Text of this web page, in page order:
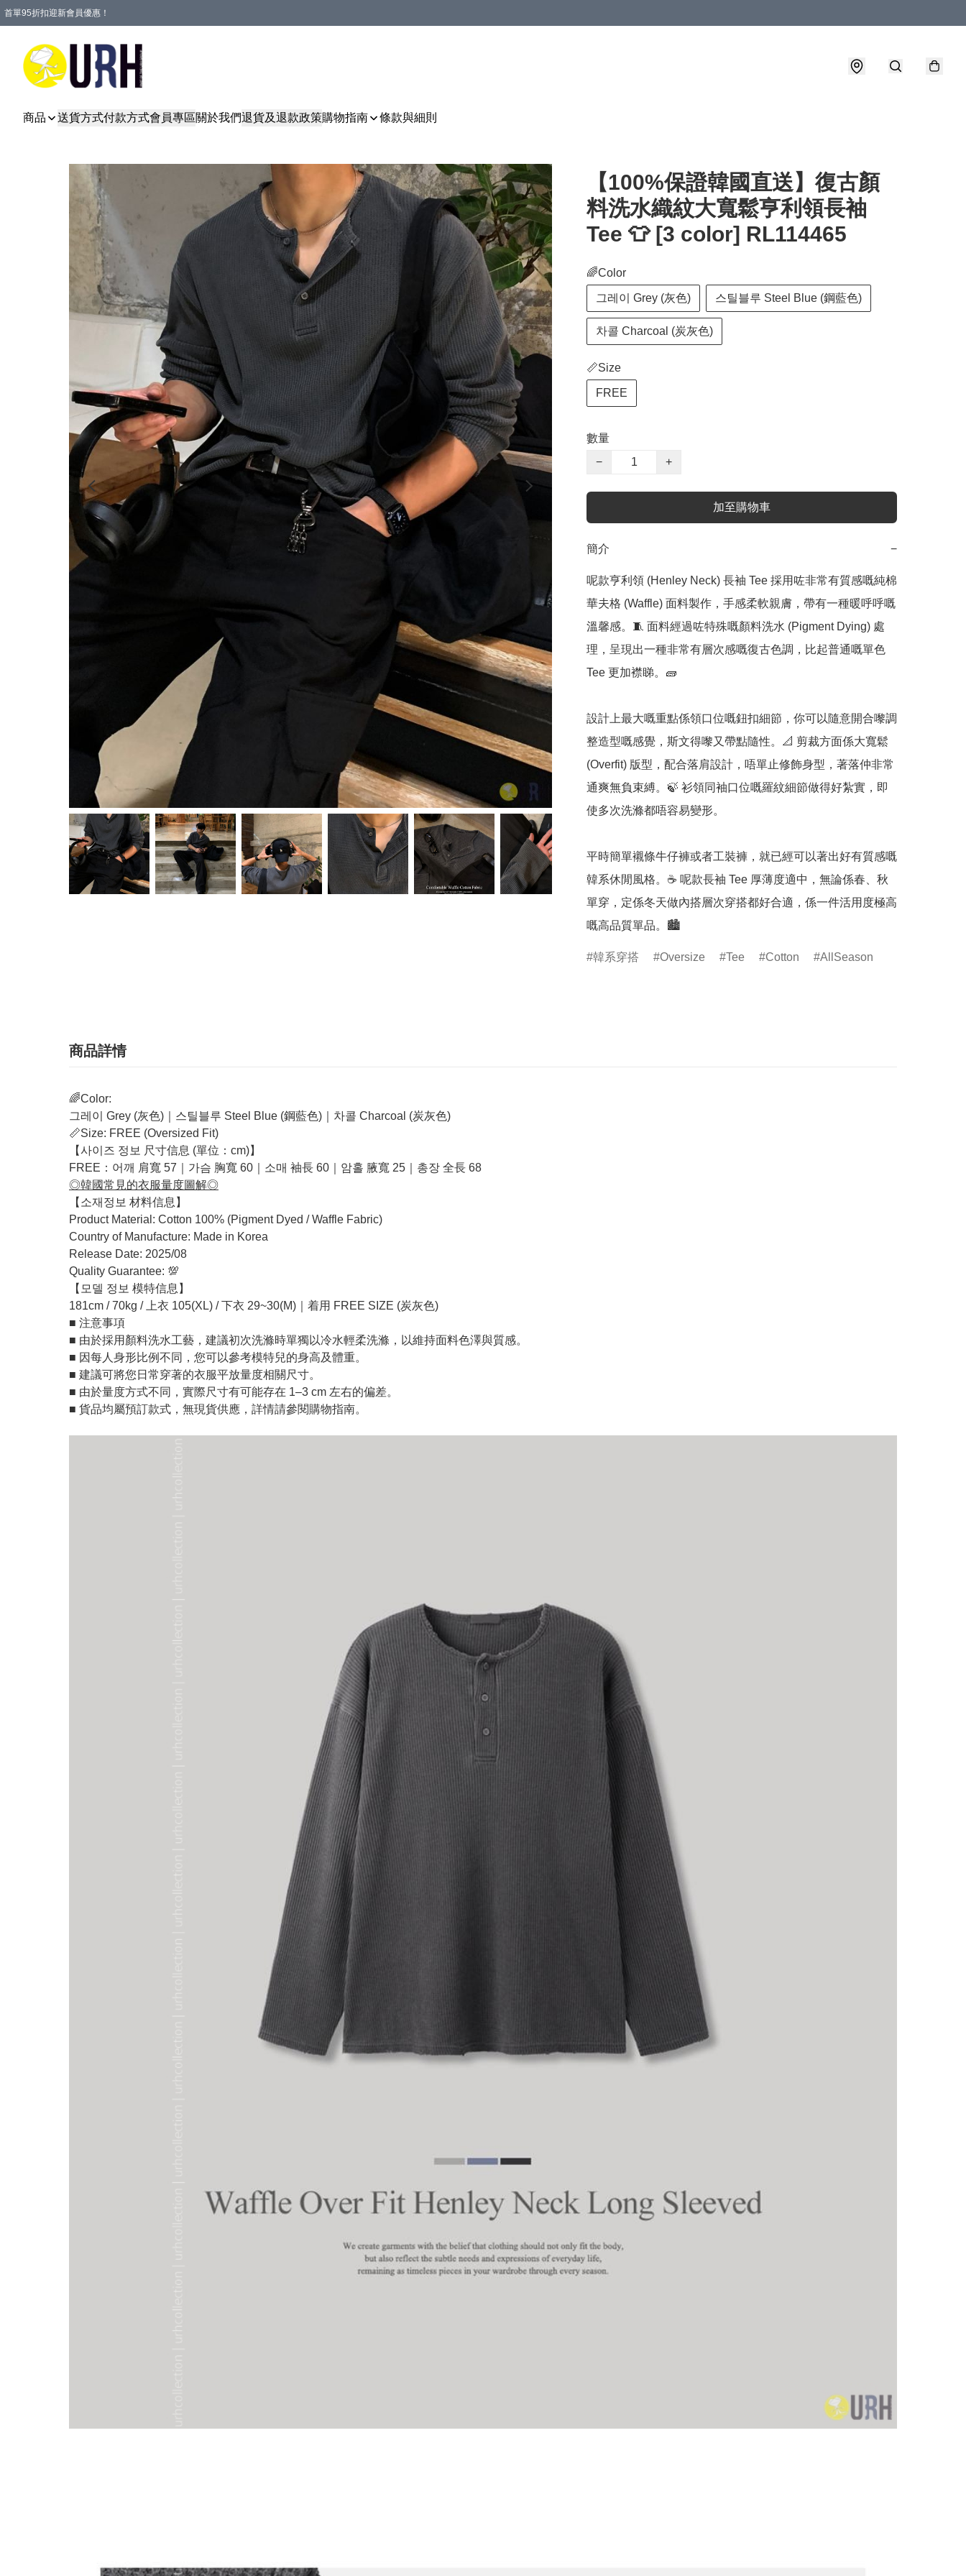
首單95折扣迎新會員優惠！
商品 送貨方式付款方式會員專區關於我們退貨及退款政策購物指南 條款與細則
【100%保證韓國直送】復古顏
料洗水織紋大寬鬆亨利領長袖
Tee 👕 [3 color] RL114465
🌈Color
그레이 Grey (灰色) 스틸블루 Steel Blue (鋼藍色)
차콜 Charcoal (炭灰色)
📏Size
FREE
數量
−
+
加至購物車
簡介 −
呢款亨利領 (Henley Neck) 長袖 Tee 採用咗非常有質感嘅純棉
華夫格 (Waffle) 面料製作，手感柔軟親膚，帶有一種暖呼呼嘅
溫馨感。🧵 面料經過咗特殊嘅顏料洗水 (Pigment Dying) 處
理，呈現出一種非常有層次感嘅復古色調，比起普通嘅單色
Tee 更加襟睇。🧱
設計上最大嘅重點係領口位嘅鈕扣細節，你可以隨意開合嚟調
整造型嘅感覺，斯文得嚟又帶點隨性。📐 剪裁方面係大寬鬆
(Overfit) 版型，配合落肩設計，唔單止修飾身型，著落仲非常
通爽無負束縛。🍃 衫領同袖口位嘅羅紋細節做得好紮實，即
使多次洗滌都唔容易變形。
平時簡單襯條牛仔褲或者工裝褲，就已經可以著出好有質感嘅
韓系休閒風格。☕ 呢款長袖 Tee 厚薄度適中，無論係春、秋
單穿，定係冬天做內搭層次穿搭都好合適，係一件活用度極高
嘅高品質單品。🏙️
韓系穿搭 Oversize Tee Cotton AllSeason
商品詳情
🌈Color:
그레이 Grey (灰色)｜스틸블루 Steel Blue (鋼藍色)｜차콜 Charcoal (炭灰色)
📏Size: FREE (Oversized Fit)
【사이즈 정보 尺寸信息 (單位：cm)】
FREE：어깨 肩寬 57｜가슴 胸寬 60｜소매 袖長 60｜암홀 腋寬 25｜총장 全長 68
◎韓國常見的衣服量度圖解◎
【소재정보 材料信息】
Product Material: Cotton 100% (Pigment Dyed / Waffle Fabric)
Country of Manufacture: Made in Korea
Release Date: 2025/08
Quality Guarantee: 💯
【모델 정보 模特信息】
181cm / 70kg / 上衣 105(XL) / 下衣 29~30(M)｜着用 FREE SIZE (炭灰色)
■ 注意事項
■ 由於採用顏料洗水工藝，建議初次洗滌時單獨以冷水輕柔洗滌，以維持面料色澤與質感。
■ 因每人身形比例不同，您可以參考模特兒的身高及體重。
■ 建議可將您日常穿著的衣服平放量度相關尺寸。
■ 由於量度方式不同，實際尺寸有可能存在 1–3 cm 左右的偏差。
■ 貨品均屬預訂款式，無現貨供應，詳情請參閱購物指南。